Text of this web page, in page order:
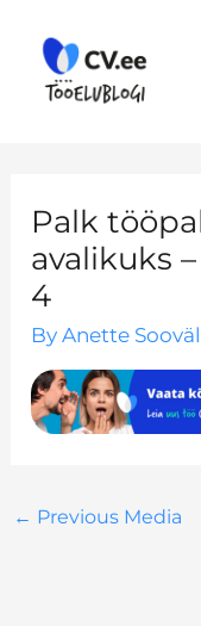
content
Palk
avalikuks
4
ByAnette
← Previous Media